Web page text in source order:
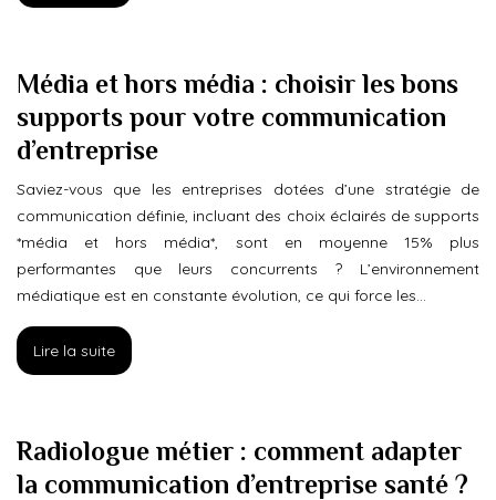
Média et hors média : choisir les bons
supports pour votre communication
d’entreprise
Saviez-vous que les entreprises dotées d’une stratégie de
communication définie, incluant des choix éclairés de supports
*média et hors média*, sont en moyenne 15% plus
performantes que leurs concurrents ? L’environnement
médiatique est en constante évolution, ce qui force les…
Lire la suite
Radiologue métier : comment adapter
la communication d’entreprise santé ?